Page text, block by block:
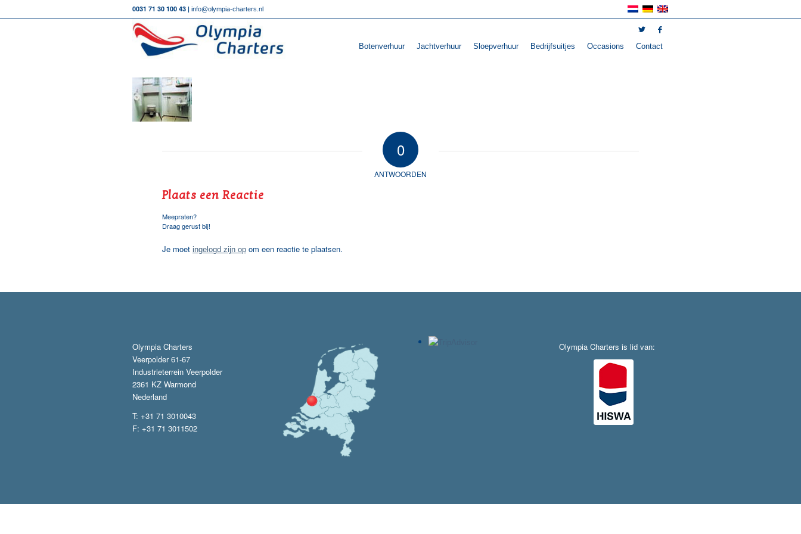
0031 71 30 100 43 | info@olympia-charters.nl
Botenverhuur Jachtverhuur Sloepverhuur Bedrijfsuitjes Occasions Contact
0
ANTWOORDEN
Plaats een Reactie
Meepraten?
Draag gerust bij!
Je moet ingelogd zijn op om een reactie te plaatsen.
Olympia Charters
Veerpolder 61-67
Industrieterrein Veerpolder
2361 KZ Warmond
Nederland
T: +31 71 3010043
F: +31 71 3011502
Olympia Charters is lid van: